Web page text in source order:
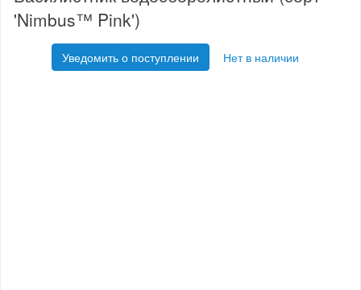
'Nimbus™ Pink')
Уведомить о поступлении Нет в наличии